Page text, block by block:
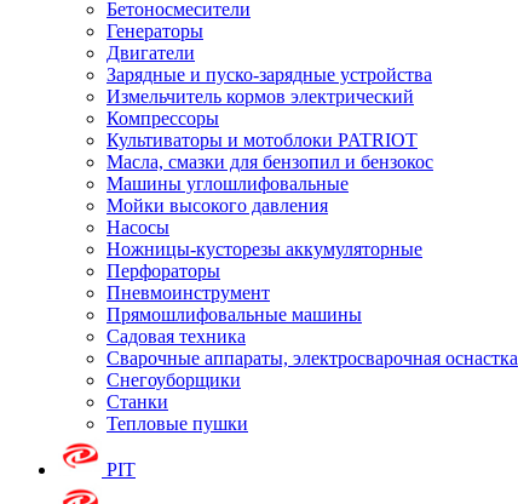
Бетоносмесители
Генераторы
Двигатели
Зарядные и пуско-зарядные устройства
Измельчитель кормов электрический
Компрессоры
Культиваторы и мотоблоки PATRIOT
Масла, смазки для бензопил и бензокос
Машины углошлифовальные
Мойки высокого давления
Насосы
Ножницы-кусторезы аккумуляторные
Перфораторы
Пневмоинструмент
Прямошлифовальные машины
Садовая техника
Сварочные аппараты, электросварочная оснастка
Снегоуборщики
Станки
Тепловые пушки
PIT